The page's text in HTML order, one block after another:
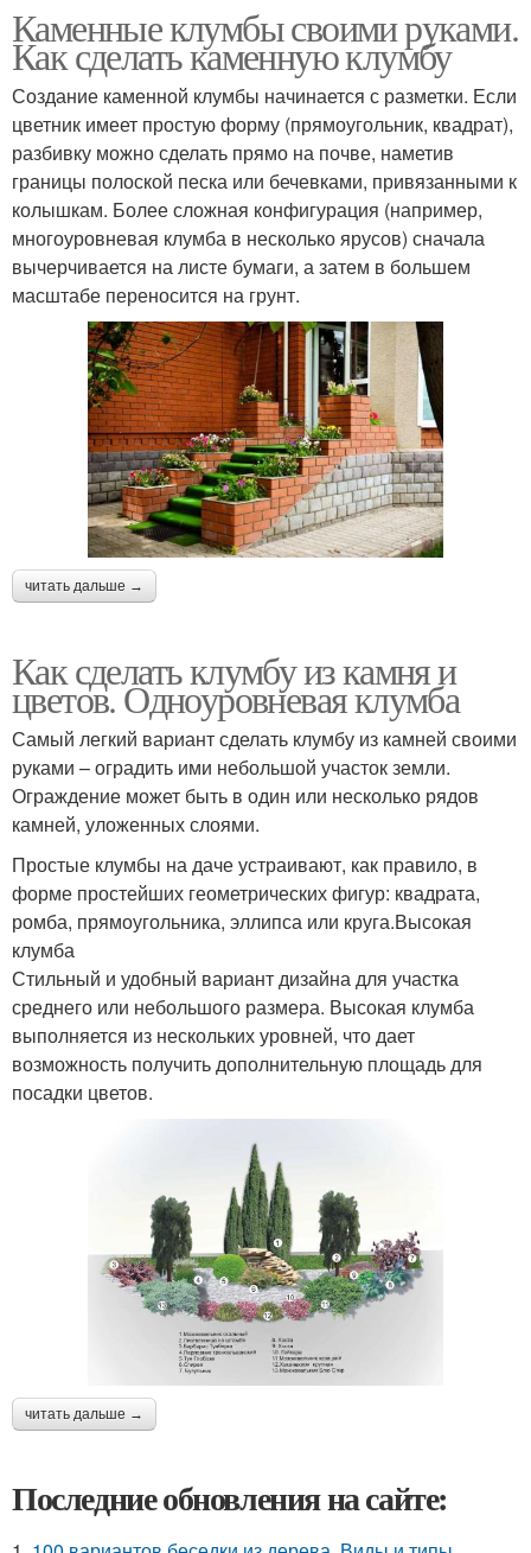
Каменные клумбы своими руками.
Как сделать каменную клумбу
Создание каменной клумбы начинается с разметки. Если
цветник имеет простую форму (прямоугольник, квадрат),
разбивку можно сделать прямо на почве, наметив
границы полоской песка или бечевками, привязанными к
колышкам. Более сложная конфигурация (например,
многоуровневая клумба в несколько ярусов) сначала
вычерчивается на листе бумаги, а затем в большем
масштабе переносится на грунт.
читать дальше →
Как сделать клумбу из камня и
цветов. Одноуровневая клумба
Самый легкий вариант сделать клумбу из камней своими
руками – оградить ими небольшой участок земли.
Ограждение может быть в один или несколько рядов
камней, уложенных слоями.
Простые клумбы на даче устраивают, как правило, в
форме простейших геометрических фигур: квадрата,
ромба, прямоугольника, эллипса или круга.Высокая
клумба
Стильный и удобный вариант дизайна для участка
среднего или небольшого размера. Высокая клумба
выполняется из нескольких уровней, что дает
возможность получить дополнительную площадь для
посадки цветов.
читать дальше →
Последние обновления на сайте: